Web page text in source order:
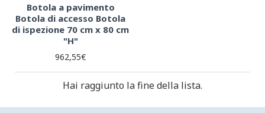
Botola a pavimento
Botola di accesso Botola
di ispezione 70 cm x 80 cm
"H"
962,55€
Hai raggiunto la fine della lista.